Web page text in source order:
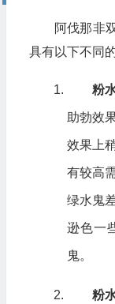
阿伐那非
具有以下不同
粉
助勃效
效果上
有较高
绿水鬼
逊色一
鬼。
粉